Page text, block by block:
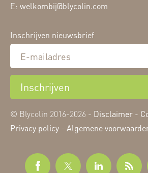
E: welkombij@blycolin.com
Inschrijven nieuwsbrief
Inschrijven
© Blycolin 2016-2026 - Disclaimer -
Privacy policy - Algemene